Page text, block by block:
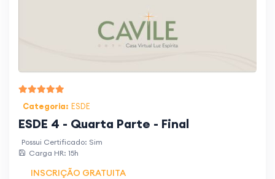
Categoria: ESDE
ESDE 4 - Quarta Parte - Final
Possui Certificado: Sim
Carga HR: 15h
INSCRIÇÃO GRATUITA